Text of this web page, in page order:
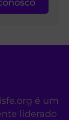
é um
liderado